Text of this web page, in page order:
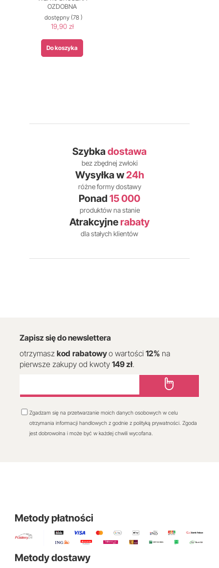
OZDOBNA
dostępny(78 )
19,90 zł
Do koszyka
Szybkadostawa
bez zbędnej zwłoki
Wysyłka w24h
różne formy dostawy
Ponad 15 000
produktów na stanie
Atrakcyjne rabaty
dla stałych klientów
Zapisz się do newslettera
otrzymasz kod rabatowyo wartości 12% na
pierwsze zakupy od kwoty 149 zł.
Zgadzam się na przetwarzanie moich danych osobowych w celu
otrzymania informacji handlowych z godnie z polityką prywatności. Zgoda
jest dobrowolna i może być w każdej chwili wycofana.
Metody płatności
Metody dostawy